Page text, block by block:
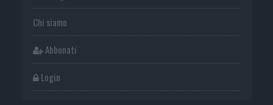
Chi siamo
Abbonati
Login